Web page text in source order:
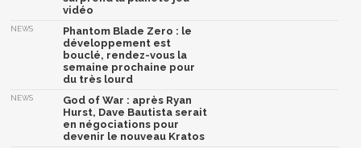
vidéo
NEWS
Phantom Blade Zero : le
développement est
bouclé, rendez-vous la
semaine prochaine pour
du très lourd
NEWS
God of War : après Ryan
Hurst, Dave Bautista serait
en négociations pour
devenir le nouveau Kratos